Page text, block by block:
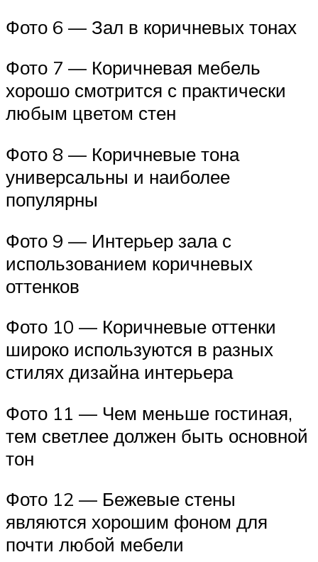
Фото 6 — Зал в коричневых тонах
Фото 7 — Коричневая мебель
хорошо смотрится с практически
любым цветом стен
Фото 8 — Коричневые тона
универсальны и наиболее
популярны
Фото 9 — Интерьер зала с
использованием коричневых
оттенков
Фото 10 — Коричневые оттенки
широко используются в разных
стилях дизайна интерьера
Фото 11 — Чем меньше гостиная,
тем светлее должен быть основной
тон
Фото 12 — Бежевые стены
являются хорошим фоном для
почти любой мебели